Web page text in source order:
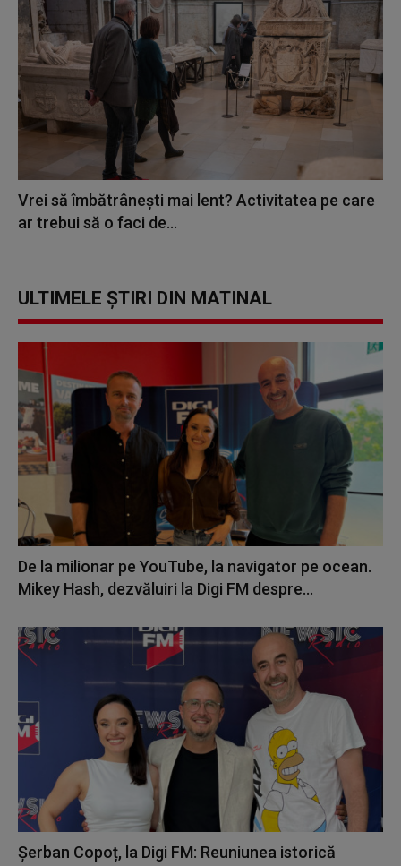
Vrei să îmbătrânești mai lent? Activitatea pe care
ar trebui să o faci de...
ULTIMELE ȘTIRI DIN MATINAL
De la milionar pe YouTube, la navigator pe ocean.
Mikey Hash, dezvăluiri la Digi FM despre...
Șerban Copoț, la Digi FM: Reuniunea istorică